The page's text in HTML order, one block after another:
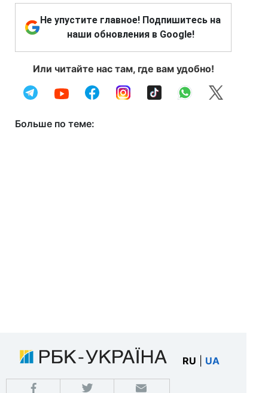
Не упустите главное! Подпишитесь на
наши обновления в Google!
Или читайте нас там, где вам удобно!
Больше по теме:
RU UA